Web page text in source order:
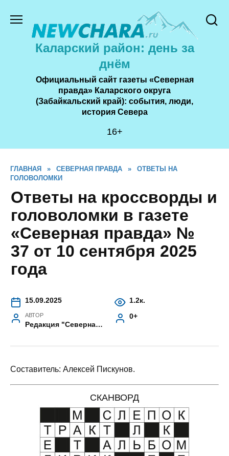
содержанию
Каларский район: день за
днём
Официальный сайт газеты «Северная
правда» Каларского округа
(Забайкальский край): события, люди,
история Cевера
16+
ГЛАВНАЯ » СЕВЕРНАЯ ПРАВДА »
ОТВЕТЫ НА
ГОЛОВОЛОМКИ
Ответы на кроссворды и
головоломки в газете
«Северная правда» №
37 от 10 сентября 2025
года
15.09.2025 1.2к.
АВТОР
Редакция "Северная правда"
0+
Составитель: Алексей Пискунов.
СКАНВОРД